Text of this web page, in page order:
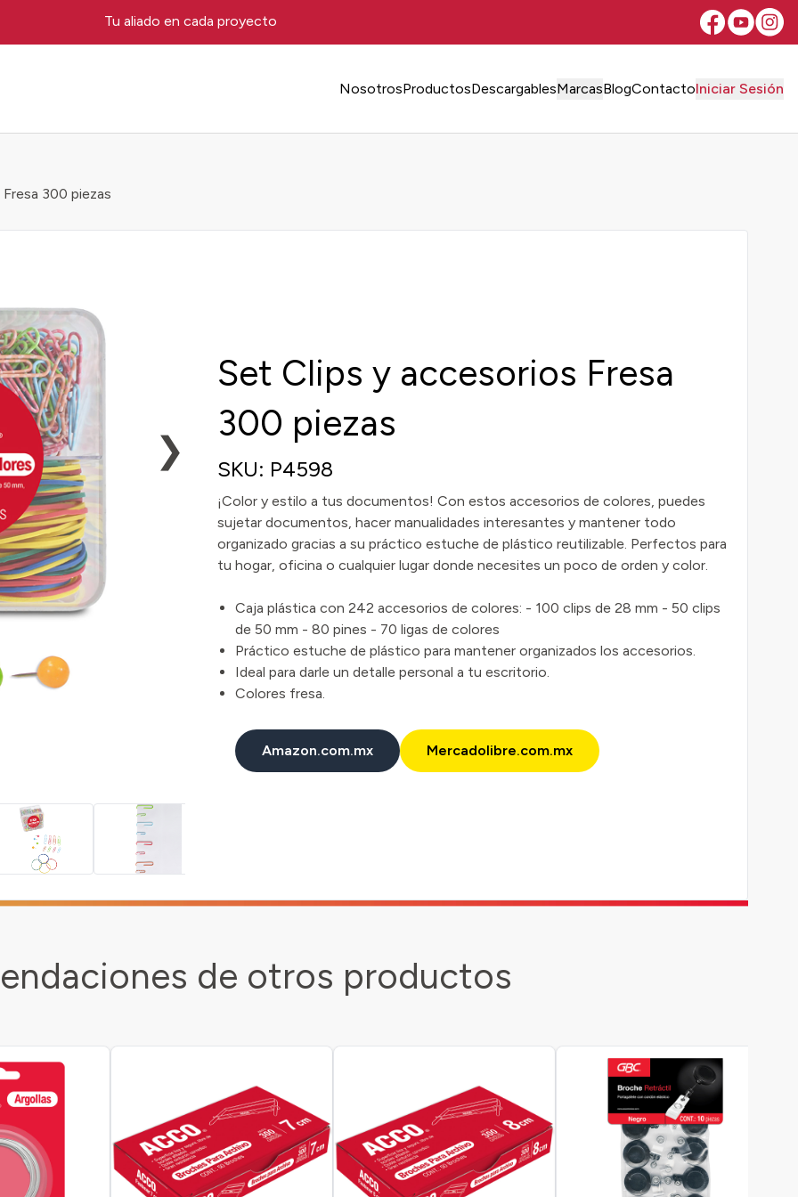
Tu aliado en cada proyecto
NosotrosProductosDescargablesMarcasBlogContactoIniciar Sesión
300 piezas
❯
Set Clips y accesorios Fresa
300 piezas
SKU: P4598
¡Color y estilo a tus documentos! Con estos accesorios de colores, puedes
sujetar documentos, hacer manualidades interesantes y mantener todo
organizado gracias a su práctico estuche de plástico reutilizable. Perfectos para
tu hogar, oficina o cualquier lugar donde necesites un poco de orden y color.
Caja plástica con 242 accesorios de colores: - 100 clips de 28 mm - 50 clips
de 50 mm - 80 pines - 70 ligas de colores
Práctico estuche de plástico para mantener organizados los accesorios.
Ideal para darle un detalle personal a tu escritorio.
Colores fresa.
Amazon.com.mx Mercadolibre.com.mx
de otros productos